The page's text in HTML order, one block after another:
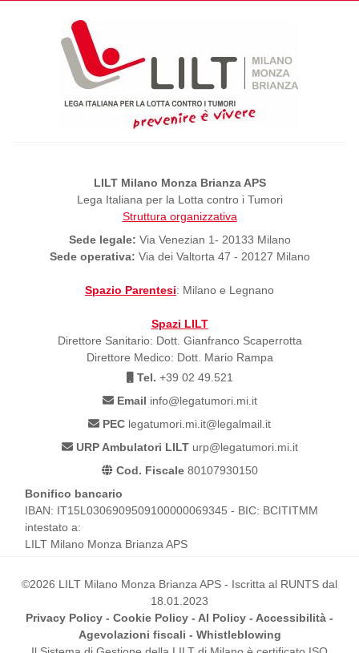
LILT Milano Monza Brianza APS
Lega Italiana per la Lotta contro i Tumori
Struttura organizzativa
Sede legale: Via Venezian 1- 20133 Milano
Sede operativa: Via dei Valtorta 47 - 20127 Milano
Spazio Parentesi: Milano e Legnano
Spazi LILT
Direttore Sanitario: Dott. Gianfranco Scaperrotta
Direttore Medico: Dott. Mario Rampa
Tel. +39 02 49.521
Email info@legatumori.mi.it
PEC legatumori.mi.it@legalmail.it
URP Ambulatori LILTurp@legatumori.mi.it
Cod. Fiscale80107930150
Bonifico bancario
IBAN: IT15L0306909509100000069345 - BIC: BCITITMM
intestato a:
LILT Milano Monza Brianza APS
©2026 LILT Milano Monza Brianza APS - Iscritta al RUNTS dal
18.01.2023
Privacy Policy - Cookie Policy - AI Policy - Accessibilità -
Agevolazioni fiscali - Whistleblowing